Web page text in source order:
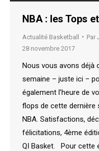
NBA : les Tops
Actualité Basketball Par
28 novembre 2017
Nous vous avons déjà
semaine – juste ici –
également l’heure de
flops de cette dernière
NBA. Satisfactions,
félicitations, 4ème
QI Basket. Pour cette